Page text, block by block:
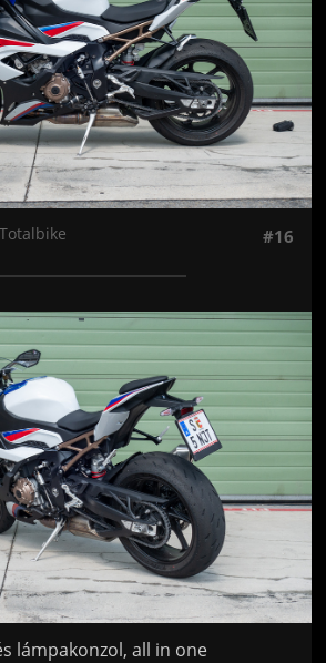
#16
Jön még kép!
lámpakonzol, all in one